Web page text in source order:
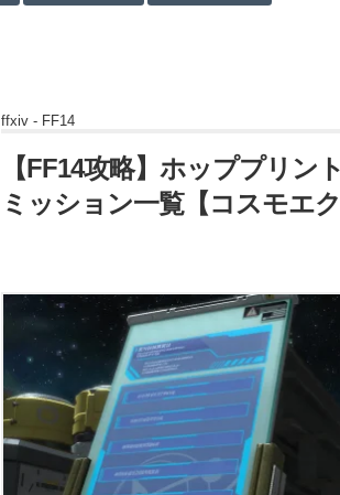
ffxiv - FF14
【FF14攻略】ホッププリン
ミッション一覧【コスモエ